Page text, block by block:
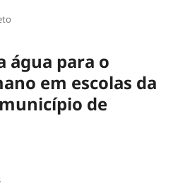
água para o
em escolas da
de